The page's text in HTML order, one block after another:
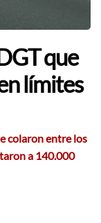
que
límites
colaron entre los
a 140.000